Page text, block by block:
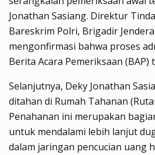
Jonathan Sasiang. Direktur
Bareskrim Polri, Brigadir
mengonfirmasi bahwa proses
Berita Acara Pemeriksaan (BAP)
Selanjutnya, Deky Jonathan
ditahan di Rumah Tahanan
Penahanan ini merupakan
untuk mendalami lebih lanjut
dalam jaringan pencucian uang